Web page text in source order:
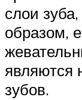
слои
образом,
являются
зубов.